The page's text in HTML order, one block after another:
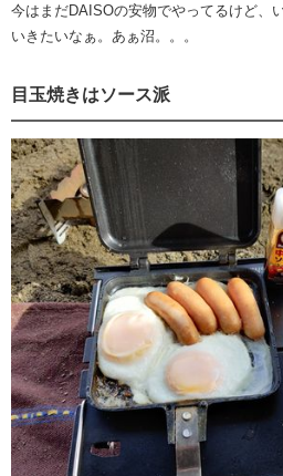
今はまだDAISOの安物でやってるけど、
いきたいなぁ。あぁ沼。。。
目玉焼きはソース派